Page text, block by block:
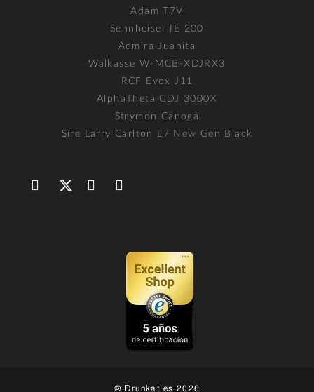
Adam T7V
Sennheiser IE 200
Admira Juanita
Walkasse W-MCB-XDJRX3
RCF Evox J11
AlphaTheta CDJ 3000X
Strymon Canoga
Sire Larry Carlton L7 New Gen Black
© Drunkat.es 2026